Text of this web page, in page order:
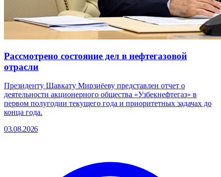
Рассмотрено состояние дел в нефтегазовой
отрасли
Президенту Шавкату Мирзиёеву представлен отчет о
деятельности акционерного общества «Узбекнефтегаз» в
первом полугодии текущего года и приоритетных задачах до
конца года.
03.08.2026